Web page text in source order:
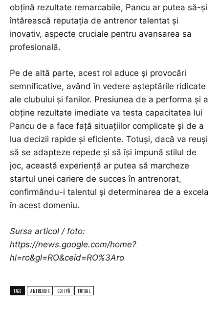
obțină rezultate remarcabile, Pancu ar putea să-și
întărească reputația de antrenor talentat și
inovativ, aspecte cruciale pentru avansarea sa
profesională.
Pe de altă parte, acest rol aduce și provocări
semnificative, având în vedere așteptările ridicate
ale clubului și fanilor. Presiunea de a performa și a
obține rezultate imediate va testa capacitatea lui
Pancu de a face față situațiilor complicate și de a
lua decizii rapide și eficiente. Totuși, dacă va reuși
să se adapteze repede și să își impună stilul de
joc, această experiență ar putea să marcheze
startul unei cariere de succes în antrenorat,
confirmându-i talentul și determinarea de a excela
în acest domeniu.
Sursa articol / foto:
https://news.google.com/home?
hl=ro&gl=RO&ceid=RO%3Aro
TAGS ANTRENOR ECHIPĂ FOTBAL